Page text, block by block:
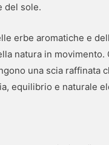
del sole.
erbe aromatiche e
natura in movimento.
una scia
equilibrio e naturale